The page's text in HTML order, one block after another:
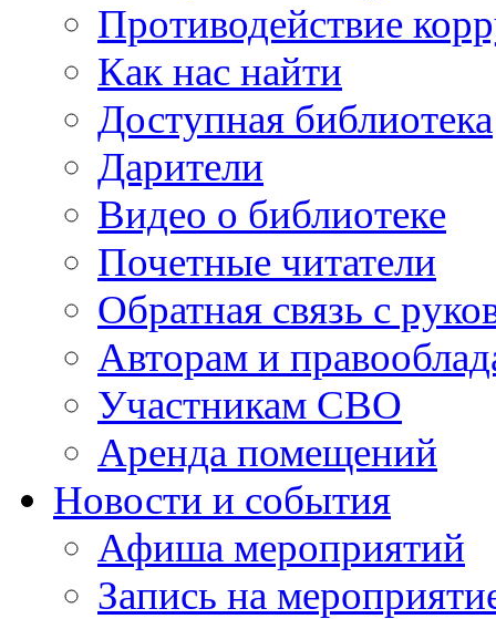
Противодействие
Как нас найти
Доступная библиотека
Дарители
Видео о библиотеке
Почетные читатели
Обратная связь с
Авторам и
Участникам СВО
Аренда помещений
Новости и события
Афиша мероприятий
Запись на